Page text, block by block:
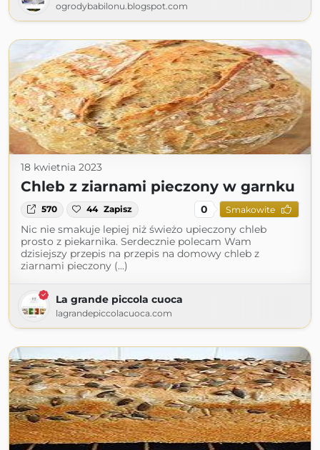
ogrodybabilonu.blogspot.com
18 kwietnia 2023
Chleb z ziarnami pieczony w garnku
570 44 Zapisz 0 Smakowite
Nic nie smakuje lepiej niż świeżo upieczony chleb
prosto z piekarnika. Serdecznie polecam Wam
dzisiejszy przepis na przepis na domowy chleb z
ziarnami pieczony (...)
La grande piccola cuoca
lagrandepiccolacuoca.com